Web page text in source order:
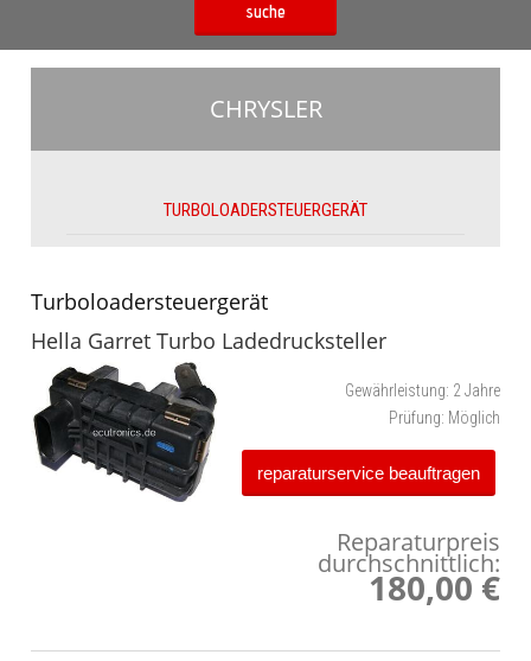
suche
CHRYSLER
TURBOLOADERSTEUERGERÄT
Turboloadersteuergerät
Hella Garret Turbo Ladedrucksteller
Gewährleistung: 2 Jahre
Prüfung: Möglich
reparaturservice beauftragen
Reparaturpreis
durchschnittlich:
180,00 €